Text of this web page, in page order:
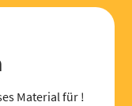
Material für !